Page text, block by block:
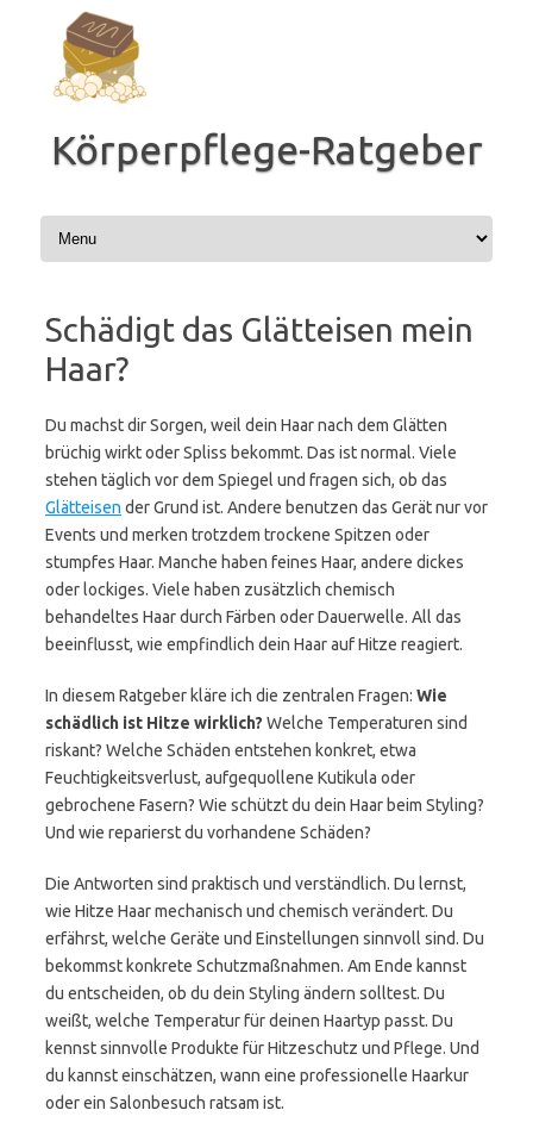
Inhalt
springen
Körperpflege-Ratgeber
Schädigt das Glätteisen mein
Haar?
Du machst dir Sorgen, weil dein Haar nach dem Glätten
brüchig wirkt oder Spliss bekommt. Das ist normal. Viele
stehen täglich vor dem Spiegel und fragen sich, ob das
Glätteisen der Grund ist. Andere benutzen das Gerät nur vor
Events und merken trotzdem trockene Spitzen oder
stumpfes Haar. Manche haben feines Haar, andere dickes
oder lockiges. Viele haben zusätzlich chemisch
behandeltes Haar durch Färben oder Dauerwelle. All das
beeinflusst, wie empfindlich dein Haar auf Hitze reagiert.
In diesem Ratgeber kläre ich die zentralen Fragen: Wie
schädlich ist Hitze wirklich? Welche Temperaturen sind
riskant? Welche Schäden entstehen konkret, etwa
Feuchtigkeitsverlust, aufgequollene Kutikula oder
gebrochene Fasern? Wie schützt du dein Haar beim Styling?
Und wie reparierst du vorhandene Schäden?
Die Antworten sind praktisch und verständlich. Du lernst,
wie Hitze Haar mechanisch und chemisch verändert. Du
erfährst, welche Geräte und Einstellungen sinnvoll sind. Du
bekommst konkrete Schutzmaßnahmen. Am Ende kannst
du entscheiden, ob du dein Styling ändern solltest. Du
weißt, welche Temperatur für deinen Haartyp passt. Du
kennst sinnvolle Produkte für Hitzeschutz und Pflege. Und
du kannst einschätzen, wann eine professionelle Haarkur
oder ein Salonbesuch ratsam ist.